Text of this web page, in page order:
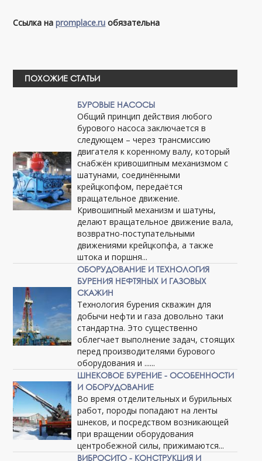
Ссылка наpromplace.ru обязательна
ПОХОЖИЕ СТАТЬИ
БУРОВЫЕ НАСОСЫ
Общий принцип действия любого
бурового насоса заключается в
следующем – через трансмиссию
двигателя к коренному валу, который
снабжён кривошипным механизмом с
шатунами, соединёнными
крейцкопфом, передаётся
вращательное движение.
Кривошипный механизм и шатуны,
делают вращательное движение вала,
возвратно-поступательными
движениями крейцкопфа, а также
штока и поршня...
ОБОРУДОВАНИЕ И ТЕХНОЛОГИЯ
БУРЕНИЯ НЕФТЯНЫХ И ГАЗОВЫХ
СКАЖИН
Технология бурения скважин для
добычи нефти и газа довольно таки
стандартна. Это существенно
облегчает выполнение задач, стоящих
перед производителями бурового
оборудования и ......
ШНЕКОВОЕ БУРЕНИЕ - ОСОБЕННОСТИ
И ОБОРУДОВАНИЕ
Во время отделительных и бурильных
работ, породы попадают на ленты
шнеков, и посредством возникающей
при вращении оборудования
центробежной силы, прижимаются...
ВИБРОСИТО - КОНСТРУКЦИЯ И